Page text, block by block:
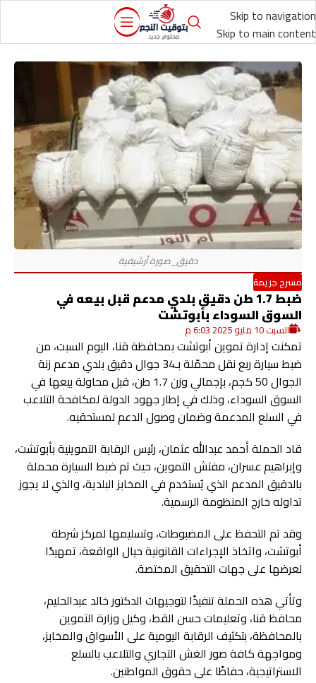
Skip to navigation
Skip to main content
مسرح جريمة
ضبط 1.7 طن دقيق بلدي مدعم قبل بيعه في
السوق السوداء بأبوتشت
السبت 10 مايو 2025 6:03 م
تمكنت إدارة تموين أبوتشت بمحافظة قنا، اليوم السبت، من
ضبط سيارة ربع نقل محمّلة بـ34 جوال دقيق بلدي مدعم زنة
الجوال 50 كجم، بإجمالي وزن 1.7 طن، قبل محاولة بيعها في
السوق السوداء، وذلك في إطار جهود الدولة لمكافحة التلاعب
في السلع المدعمة وضمان وصول الدعم لمستحقيه.
قاد الحملة أحمد عبدالله عثمان، رئيس الرقابة التموينية بأبوتشت،
وإبراهيم عسران، مفتش التموين، حيث تم ضبط السيارة محملة
بالدقيق المدعم الذي يُستخدم في المخابز البلدية، والذي لا يجوز
تداوله خارج المنظومة الرسمية.
وقد تم التحفظ على المضبوطات، وتسليمها لمركز شرطة
أبوتشت، واتخاذ الإجراءات القانونية حيال الواقعة، تمهيدًا
لعرضها على جهات التحقيق المختصة.
وتأتي هذه الحملة تنفيذًا لتوجيهات الدكتور خالد عبدالحليم،
محافظ قنا، وتعليمات حسن القط، وكيل وزارة التموين
بالمحافظة، بتكثيف الرقابة اليومية على الأسواق والمخابز،
ومواجهة كافة صور الغش التجاري والتلاعب بالسلع
الاستراتيجية، حفاظًا على حقوق المواطنين.